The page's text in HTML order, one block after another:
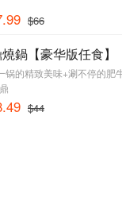
$66
鍋【豪华版任食】
锅的精致美味+涮不停的肥
$44